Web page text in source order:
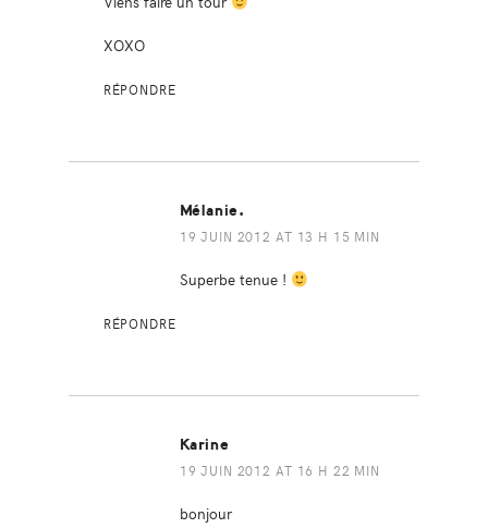
XOXO
RÉPONDRE
Mélanie.
19 JUIN 2012 AT 13 H 15 MIN
Superbe tenue !
RÉPONDRE
Karine
19 JUIN 2012 AT 16 H 22 MIN
bonjour